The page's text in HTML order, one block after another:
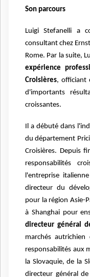
Son parcours
Luigi Stefanelli a
consultant chez
Rome. Par la suite,
expérience
Croisières, officiant
d'importants
croissantes.
Il a débuté dans
du département
Croisières. Depuis
responsabilités
l'entreprise
directeur du
pour la région Asie-
à Shanghai pour
directeur général
marchés
responsabilités aux
la Slovaquie, de la
directeur général